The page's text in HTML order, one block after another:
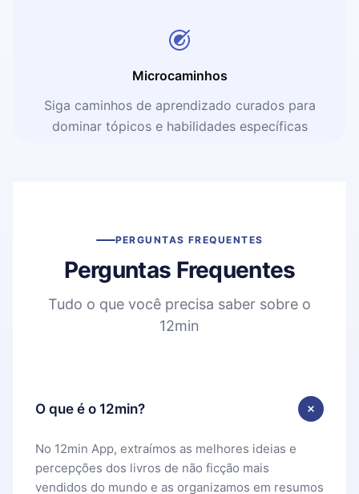
Microcaminhos
Siga caminhos de aprendizado curados para
dominar tópicos e habilidades específicas
PERGUNTAS FREQUENTES
Perguntas Frequentes
Tudo o que você precisa saber sobre o
12min
O que é o 12min?
No 12min App, extraímos as melhores ideias e
percepções dos livros de não ficção mais
vendidos do mundo e as organizamos em resumos